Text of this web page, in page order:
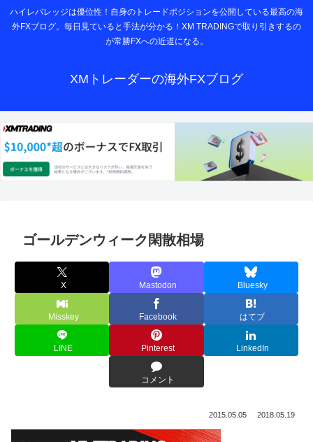
ハイレバレッジは優位性！自身のトレードポジションを公開している最高の海
外FXブログ。毎日見ていると手法が分かる！XM TRADINGで取り引きするの
が常勝FXへの近道になる。
XMトレーダーの海外FXブログ
ゴールデンウィーク閑散相場
X Mastodon Bluesky
Misskey Facebook はてブ
LINE Pinterest LinkedIn
コメント
2015.05.05 2018.05.19